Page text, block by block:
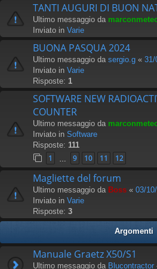
TANTI AUGURI DI BUON
Ultimo messaggio da
Inviato in Varie
BUONA PASQUA 2024
Ultimo messaggio da sergio.g « 31/
Inviato in Varie
Risposte: 1
SOFTWARE NEW
COUNTER
Ultimo messaggio da
Inviato in Software
Risposte: 111
1 9 10 11 12
Magliette del forum
Ultimo messaggio da Boss « 03/
Inviato in Varie
Risposte: 3
Argomenti
Manuale Graetz X50/S1
Ultimo messaggio da Blucontractor